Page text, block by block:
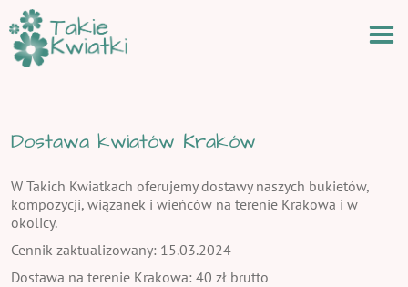
Dostawa kwiatów Kraków
W Takich Kwiatkach oferujemy dostawy naszych bukietów,
kompozycji, wiązanek i wieńców na terenie Krakowa i w
okolicy.
Cennik zaktualizowany: 15.03.2024
Dostawa na terenie Krakowa: 40 zł brutto